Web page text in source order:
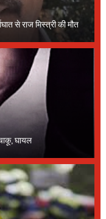
से राज मिस्त्री की मौत
घायल